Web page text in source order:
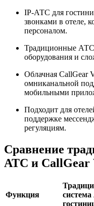
IP-АТС для
звонками в отеле,
персоналом.
Традиционные АТС
оборудования и
Облачная CallGear
омниканальной
мобильными
Подходит для
поддержке
регуляциям.
Сравнение
АТС и CallGear
Функция